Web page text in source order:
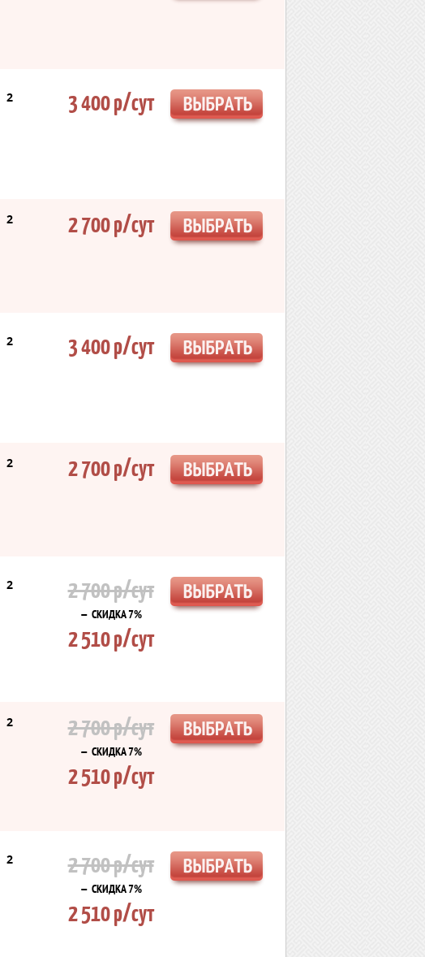
2 3 400 р/сут
2 2 700 р/сут
2 3 400 р/сут
2 2 700 р/сут
2 2 700 р/сут
— СКИДКА 7%
2 510 р/сут
2 2 700 р/сут
— СКИДКА 7%
2 510 р/сут
2 2 700 р/сут
— СКИДКА 7%
2 510 р/сут